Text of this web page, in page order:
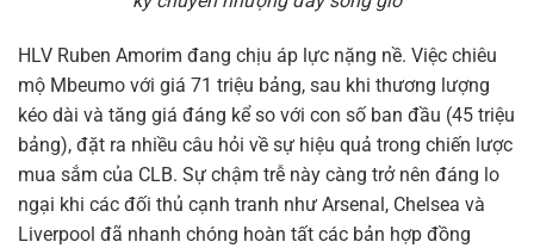
HLV Ruben Amorim đang chịu áp lực nặng nề. Việc chiêu
mộ Mbeumo với giá 71 triệu bảng, sau khi thương lượng
kéo dài và tăng giá đáng kể so với con số ban đầu (45 triệu
bảng), đặt ra nhiều câu hỏi về sự hiệu quả trong chiến lược
mua sắm của CLB. Sự chậm trễ này càng trở nên đáng lo
ngại khi các đối thủ cạnh tranh như Arsenal, Chelsea và
Liverpool đã nhanh chóng hoàn tất các bản hợp đồng